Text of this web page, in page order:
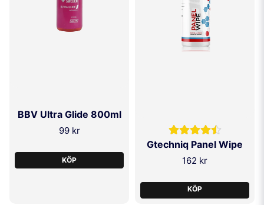
BBV Ultra Glide 800ml
99 kr
KÖP
Gtechniq Panel Wipe
162 kr
KÖP